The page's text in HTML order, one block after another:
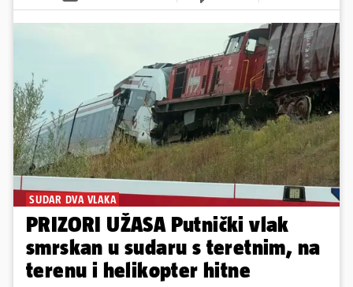
SUDAR DVA VLAKA
PRIZORI UŽASA Putnički vlak
smrskan u sudaru s teretnim, na
terenu i helikopter hitne